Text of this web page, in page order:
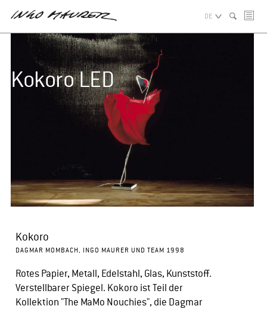
DE
Kokoro LED
Kokoro
DAGMAR MOMBACH, INGO MAURER UND TEAM 1998
Rotes Papier, Metall, Edelstahl, Glas, Kunststoff.
Verstellbarer Spiegel. Kokoro ist Teil der
Kollektion "The MaMo Nouchies", die Dagmar